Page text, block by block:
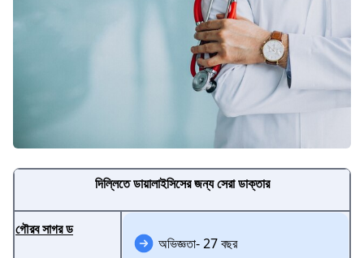
দিল্লিতে ডায়ালাইসিসের জন্য সেরা ডাক্তার
গৌরব সাগর ড
অভিজ্ঞতা- 27 বছর